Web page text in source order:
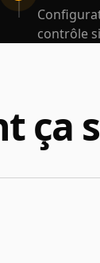
contrôle
ça